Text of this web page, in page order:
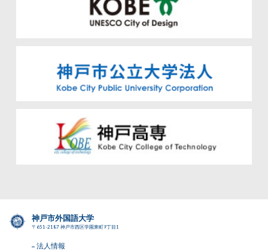
神戸市外国語大学
〒651-2187 神戸市西区学園東町9丁目1
法人情報